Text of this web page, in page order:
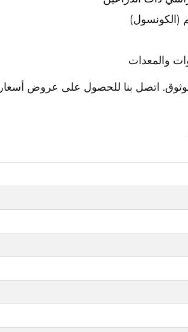
(الكونسول)
اتصل بنا للحصول على عروض